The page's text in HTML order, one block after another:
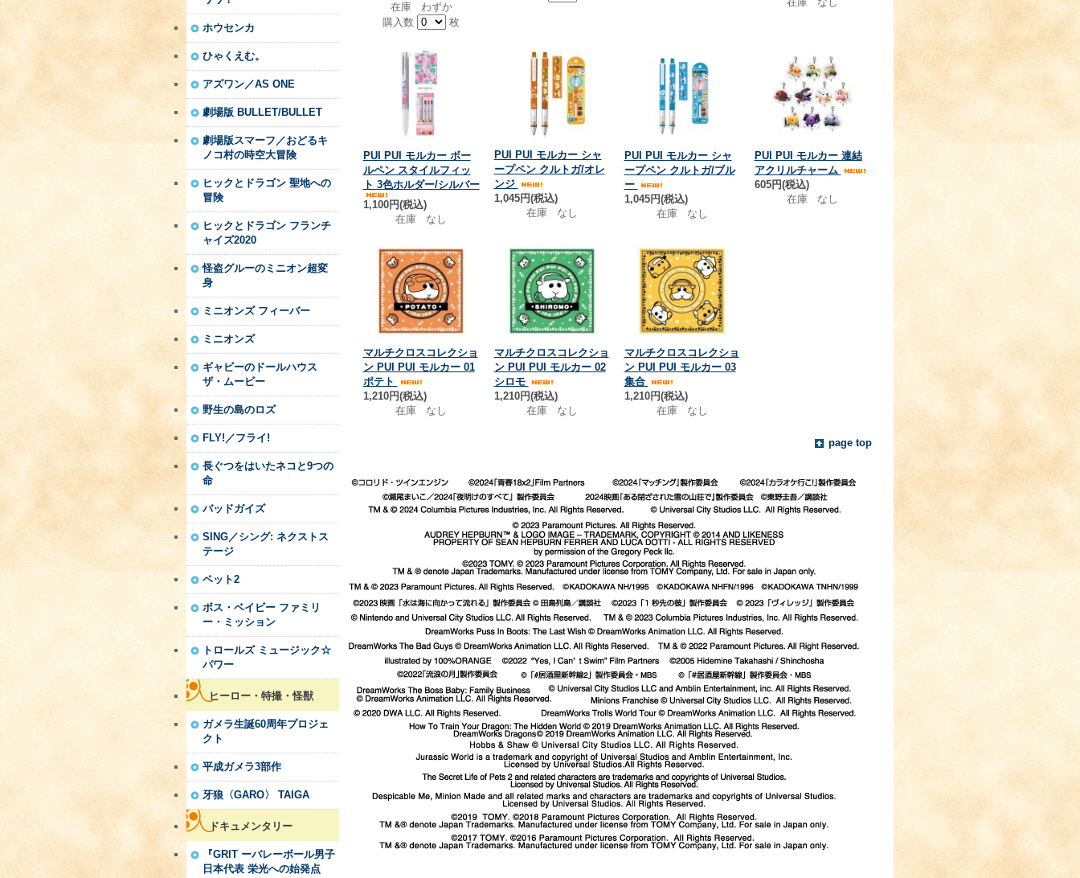
ホウセンカ
ひゃくえむ。
アズワン／AS ONE
劇場版 BULLET/BULLET
劇場版スマーフ／おどるキ
ノコ村の時空大冒険
ヒックとドラゴン 聖地への
冒険
ヒックとドラゴン フランチ
ャイズ2020
怪盗グルーのミニオン超変
身
ミニオンズ フィーバー
ミニオンズ
ギャビーのドールハウス
ザ・ムービー
野生の島のロズ
FLY!／フライ!
長ぐつをはいたネコと9つの
命
バッドガイズ
SING／シング: ネクストス
テージ
ペット2
ボス・ベイビー ファミリ
ー・ミッション
トロールズ ミュージック☆
パワー
ヒーロー・特撮・怪獣
ガメラ生誕60周年プロジェ
クト
平成ガメラ3部作
牙狼〈GARO〉 TAIGA
ドキュメンタリー
『GRIT ーバレーボール男子
日本代表 栄光への始発点
在庫 わずか
購入数
枚
PUI PUI モルカー ボー
ルペン スタイルフィッ
ト 3色ホルダー/シルバー
1,100円(税込)
在庫 なし
PUI PUI モルカー シャ
ープペン クルトガ/オレ
ンジ
1,045円(税込)
在庫 なし
PUI PUI モルカー シャ
ープペン クルトガ/ブル
ー
1,045円(税込)
在庫 なし
PUI PUI モルカー 連結
アクリルチャーム
605円(税込)
在庫 なし
マルチクロスコレクショ
ン PUI PUI モルカー 01
ポテト
1,210円(税込)
在庫 なし
マルチクロスコレクショ
ン PUI PUI モルカー 02
シロモ
1,210円(税込)
在庫 なし
マルチクロスコレクショ
ン PUI PUI モルカー 03
集合
1,210円(税込)
在庫 なし
page top